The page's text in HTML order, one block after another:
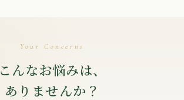
Your Concerns
こんなお悩みは、
ありませんか？